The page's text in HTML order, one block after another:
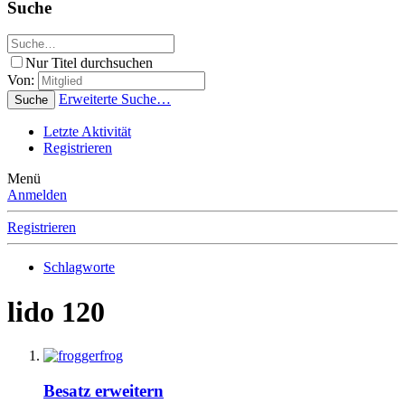
Suche
Nur Titel durchsuchen
Von:
Suche Erweiterte Suche…
Letzte Aktivität
Registrieren
Menü
Anmelden
Registrieren
Schlagworte
lido 120
Besatz erweitern